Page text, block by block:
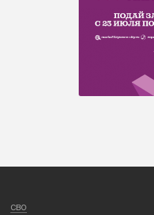
СВО